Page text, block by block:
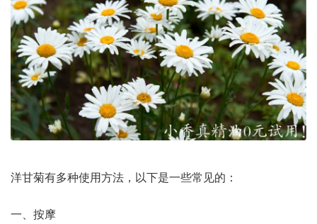
洋甘菊有多种使用方法，以下是一些常见的：
一、按摩